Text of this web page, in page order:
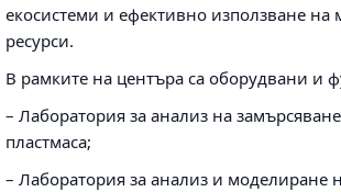
екосистеми и ефективно използване на
ресурси.
В рамките на центъра са оборудвани и
– Лаборатория за анализ на
пластмаса;
– Лаборатория за анализ и моделиране